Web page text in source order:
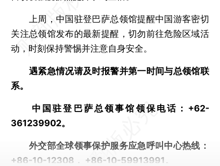
上周，中国驻登巴萨总领馆提醒中国游客密切
关注总领馆发布的最新提醒，切勿前往危险区域活
动，时刻保持警惕并注意自身安全。
遇紧急情况请及时报警并第一时间与总领馆联
系。
中国驻登巴萨总领事馆领保电话：+62-
361239902。
外交部全球领事保护服务应急呼叫中心热线：
+86-10-12308， +86-10-59913991。